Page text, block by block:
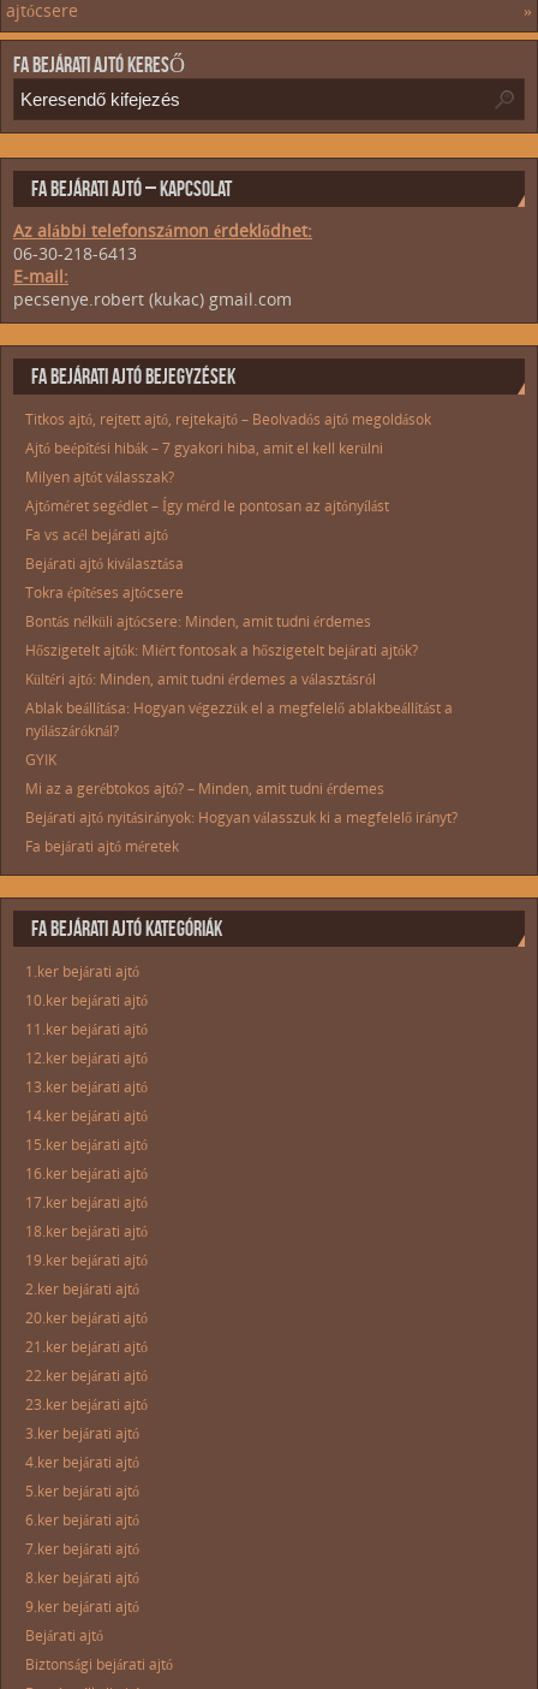
ajtócsere
»
FA BEJÁRATI AJTÓ KERESŐ
FA BEJÁRATI AJTÓ – KAPCSOLAT
Az alábbi telefonszámon érdeklődhet:
06-30-218-6413
E-mail:
pecsenye.robert (kukac) gmail.com
FA BEJÁRATI AJTÓ BEJEGYZÉSEK
Titkos ajtó, rejtett ajtó, rejtekajtó – Beolvadós ajtó megoldások
Ajtó beépítési hibák – 7 gyakori hiba, amit el kell kerülni
Milyen ajtót válasszak?
Ajtóméret segédlet – Így mérd le pontosan az ajtónyílást
Fa vs acél bejárati ajtó
Bejárati ajtó kiválasztása
Tokra építéses ajtócsere
Bontás nélküli ajtócsere: Minden, amit tudni érdemes
Hőszigetelt ajtók: Miért fontosak a hőszigetelt bejárati ajtók?
Kültéri ajtó: Minden, amit tudni érdemes a választásról
Ablak beállítása: Hogyan végezzük el a megfelelő ablakbeállítást a
nyílászáróknál?
GYIK
Mi az a gerébtokos ajtó? – Minden, amit tudni érdemes
Bejárati ajtó nyitásirányok: Hogyan válasszuk ki a megfelelő irányt?
Fa bejárati ajtó méretek
FA BEJÁRATI AJTÓ KATEGÓRIÁK
1.ker bejárati ajtó
10.ker bejárati ajtó
11.ker bejárati ajtó
12.ker bejárati ajtó
13.ker bejárati ajtó
14.ker bejárati ajtó
15.ker bejárati ajtó
16.ker bejárati ajtó
17.ker bejárati ajtó
18.ker bejárati ajtó
19.ker bejárati ajtó
2.ker bejárati ajtó
20.ker bejárati ajtó
21.ker bejárati ajtó
22.ker bejárati ajtó
23.ker bejárati ajtó
3.ker bejárati ajtó
4.ker bejárati ajtó
5.ker bejárati ajtó
6.ker bejárati ajtó
7.ker bejárati ajtó
8.ker bejárati ajtó
9.ker bejárati ajtó
Bejárati ajtó
Biztonsági bejárati ajtó